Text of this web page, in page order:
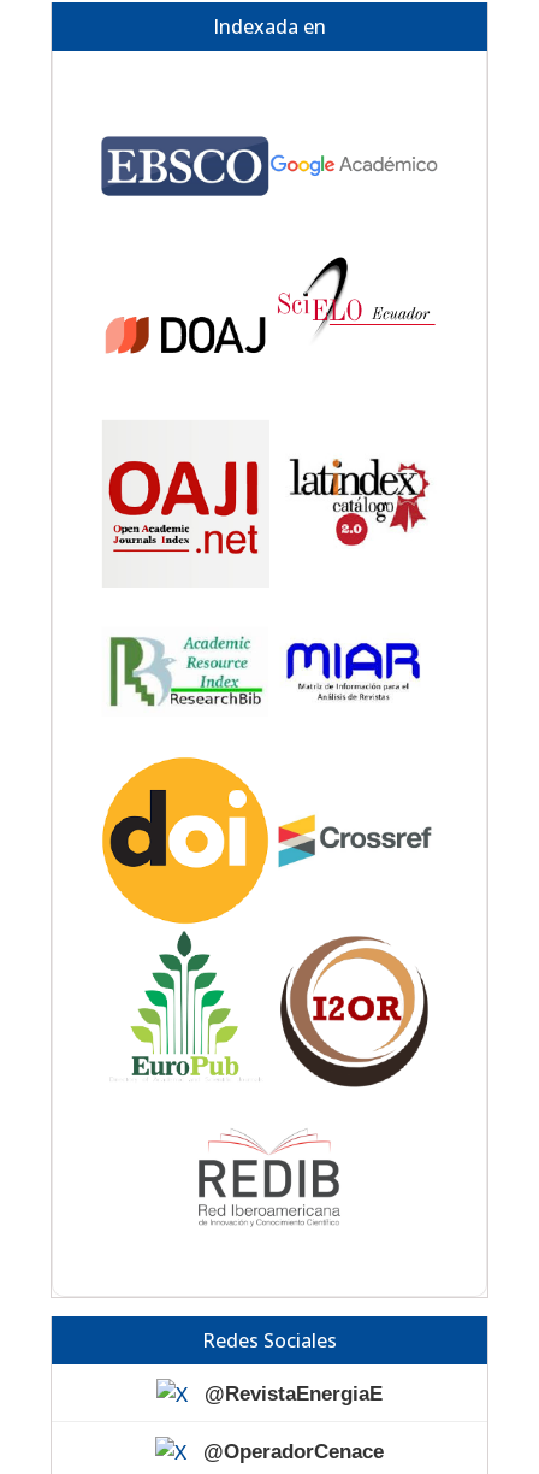
Indexada en
Redes Sociales
@RevistaEnergiaE
@OperadorCenace